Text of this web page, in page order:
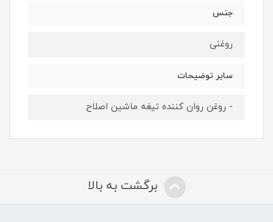
جنس
روغنی
سایر توضیحات
- روغن روان کننده تیغه ماشین اصلاح
برگشت به بالا